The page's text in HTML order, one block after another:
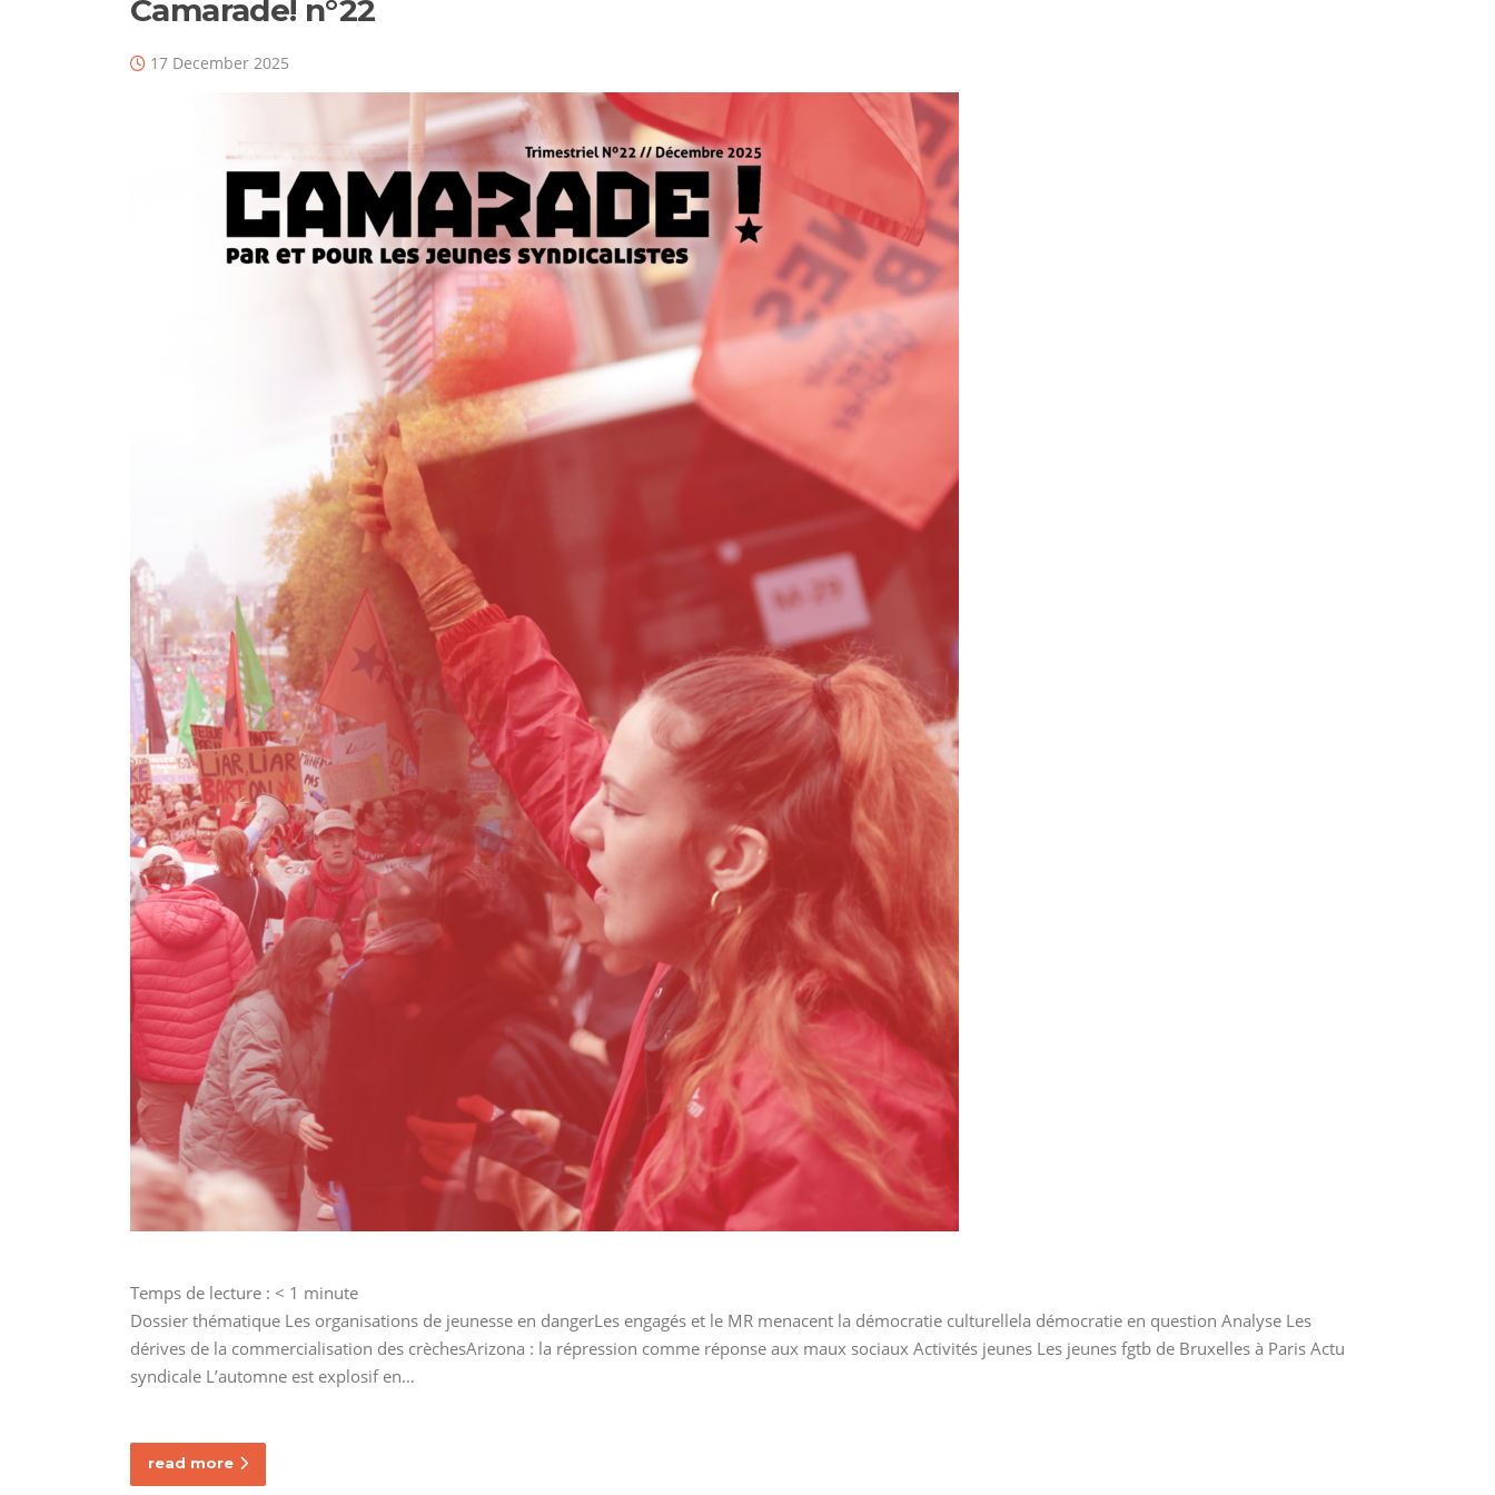
Camarade! n°22
17 December 2025
Temps de lecture : < 1 minute
Dossier thématique Les organisations de jeunesse en dangerLes engagés et le MR menacent la démocratie culturellela démocratie en question Analyse Les
dérives de la commercialisation des crèchesArizona : la répression comme réponse aux maux sociaux Activités jeunes Les jeunes fgtb de Bruxelles à Paris Actu
syndicale L’automne est explosif en…
read more